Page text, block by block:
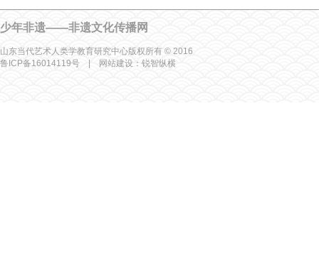
少年非遗——非遗文化传播网
山东当代艺术人类学教育研究中心版权所有 © 2016
鲁ICP备16014119号 | 网站建设： 锐智纵横